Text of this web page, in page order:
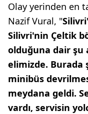
Olay yerinden en
Nazif Vural, "
Silivri'nin Çeltik
olduğuna dair şu
elimizde. Burada
minibüs
meydana geldi.
vardı, servisin